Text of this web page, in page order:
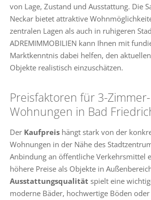
von Lage, Zustand und Ausstattung. Die
Neckar bietet attraktive
zentralen Lagen als auch in ruhigeren
ADREMIMMOBILIEN kann Ihnen mit
Marktkenntnis dabei helfen, den
Objekte realistisch einzuschätzen.
Preisfaktoren für 3-Zimmer-
Wohnungen in Bad
Der Kaufpreis hängt stark von der
Wohnungen in der Nähe des
Anbindung an öffentliche Verkehrsmittel
höhere Preise als Objekte in
Ausstattungsqualität spielt eine
moderne Bäder, hochwertige Böden